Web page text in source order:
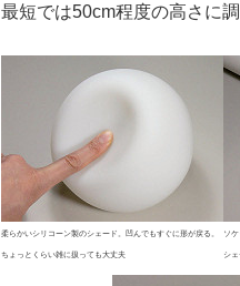
最短では50cm程度の高さに調
柔らかいシリコーン製のシェード。凹んでもすぐに形が戻る。
ちょっとくらい雑に扱っても大丈夫
ソ
シ